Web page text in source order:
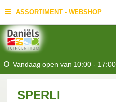
ASSORTIMENT - WEBSHOP
Vandaag open van 10:00 - 17:00
SPERLI